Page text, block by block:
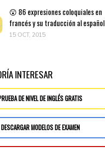
😲 86 expresiones coloquiales en
francés y su traducción al español
15 OCT, 2015
INTERESAR
DE NIVEL DE INGLÉS GRATIS
MODELOS DE EXAMEN